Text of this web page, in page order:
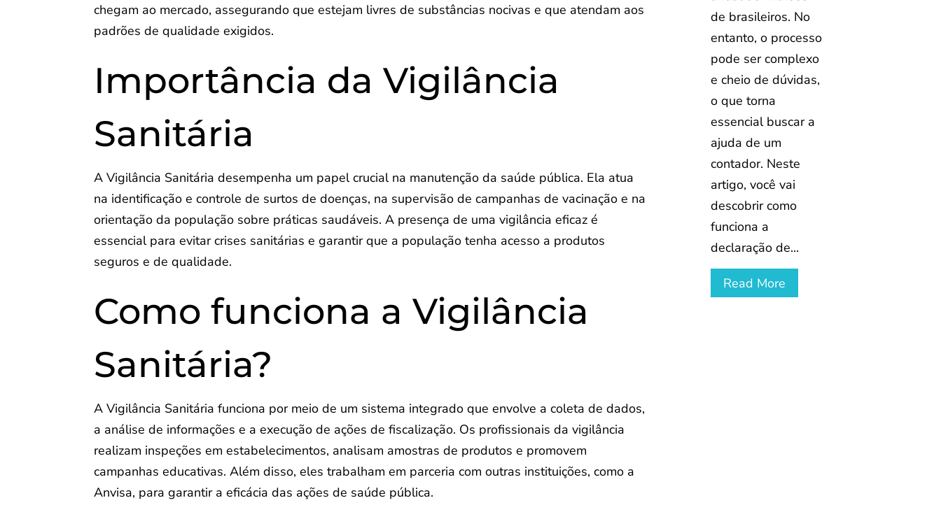
chegam ao mercado, assegurando que estejam livres de substâncias nocivas e que atendam aos
padrões de qualidade exigidos.
Importância da Vigilância
Sanitária
A Vigilância Sanitária desempenha um papel crucial na manutenção da saúde pública. Ela atua
na identificação e controle de surtos de doenças, na supervisão de campanhas de vacinação e na
orientação da população sobre práticas saudáveis. A presença de uma vigilância eficaz é
essencial para evitar crises sanitárias e garantir que a população tenha acesso a produtos
seguros e de qualidade.
Como funciona a Vigilância
Sanitária?
A Vigilância Sanitária funciona por meio de um sistema integrado que envolve a coleta de dados,
a análise de informações e a execução de ações de fiscalização. Os profissionais da vigilância
realizam inspeções em estabelecimentos, analisam amostras de produtos e promovem
campanhas educativas. Além disso, eles trabalham em parceria com outras instituições, como a
Anvisa, para garantir a eficácia das ações de saúde pública.
de brasileiros. No
entanto, o processo
pode ser complexo
e cheio de dúvidas,
o que torna
essencial buscar a
ajuda de um
contador. Neste
artigo, você vai
descobrir como
funciona a
declaração de...
Read More